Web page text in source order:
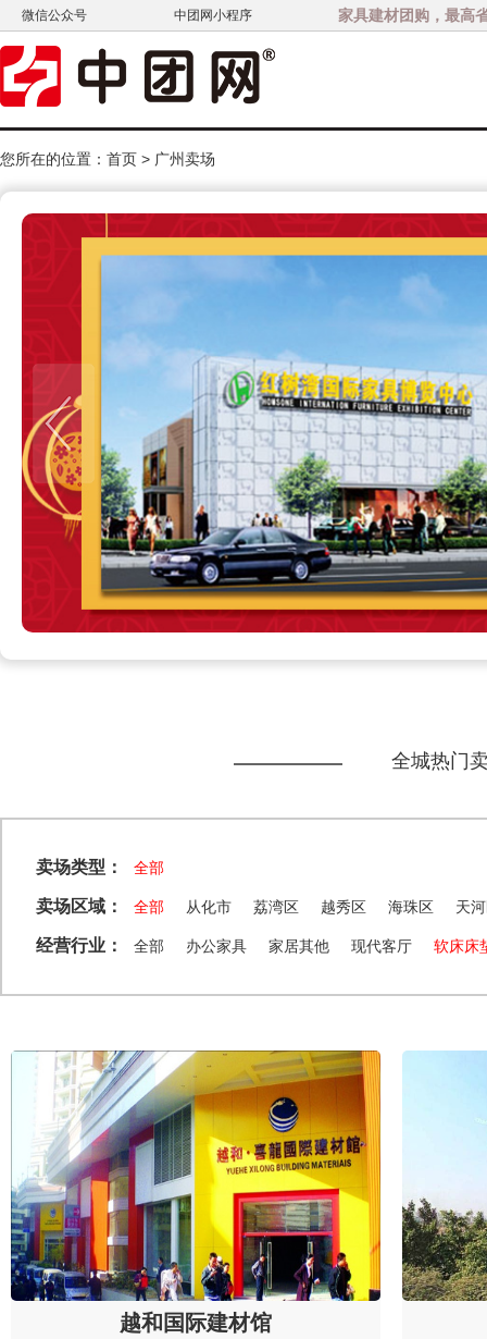
微信公众号 中团网小程序 家具建材团购，最高
您所在的位置： 首页 > 广州卖场
全城热门
卖场类型： 全部
卖场区域： 全部 从化市 荔湾区 越秀区 海珠区 天
经营行业： 全部 办公家具 家居其他 现代客厅 软床床
越和国际建材馆